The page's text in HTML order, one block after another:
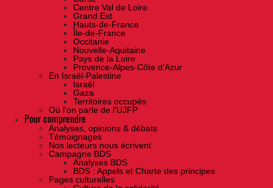
Centre Val de Loire
Grand Est
Hauts-de-France
Île-de-France
Occitanie
Nouvelle-Aquitaine
Pays de la Loire
Provence-Alpes-Côte d'Azur
En Israël-Palestine
Israël
Gaza
Territoires occupés
Où l'on parle de l'UJFP
Pour comprendre
Analyses, opinions & débats
Témoignages
Nos lecteurs nous écrivent
Campagne BDS
Analyses BDS
BDS : Appels et Charte des principes
Pages culturelles